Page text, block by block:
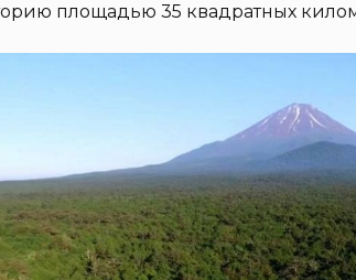
площадью 35 квадратных